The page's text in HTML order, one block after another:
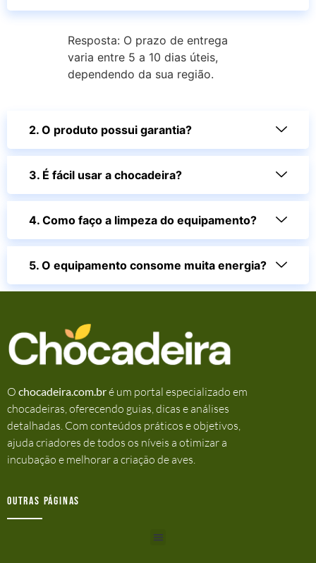
Resposta: O prazo de entrega
varia entre 5 a 10 dias úteis,
dependendo da sua região.
2. O produto possui garantia?
3. É fácil usar a chocadeira?
4. Como faço a limpeza do equipamento?
5. O equipamento consome muita energia?
O chocadeira.com.bré um portal especializado em
chocadeiras, oferecendo guias, dicas e análises
detalhadas. Com conteúdos práticos e objetivos,
ajuda criadores de todos os níveis a otimizar a
incubação e melhorar a criação de aves.
Outras Páginas